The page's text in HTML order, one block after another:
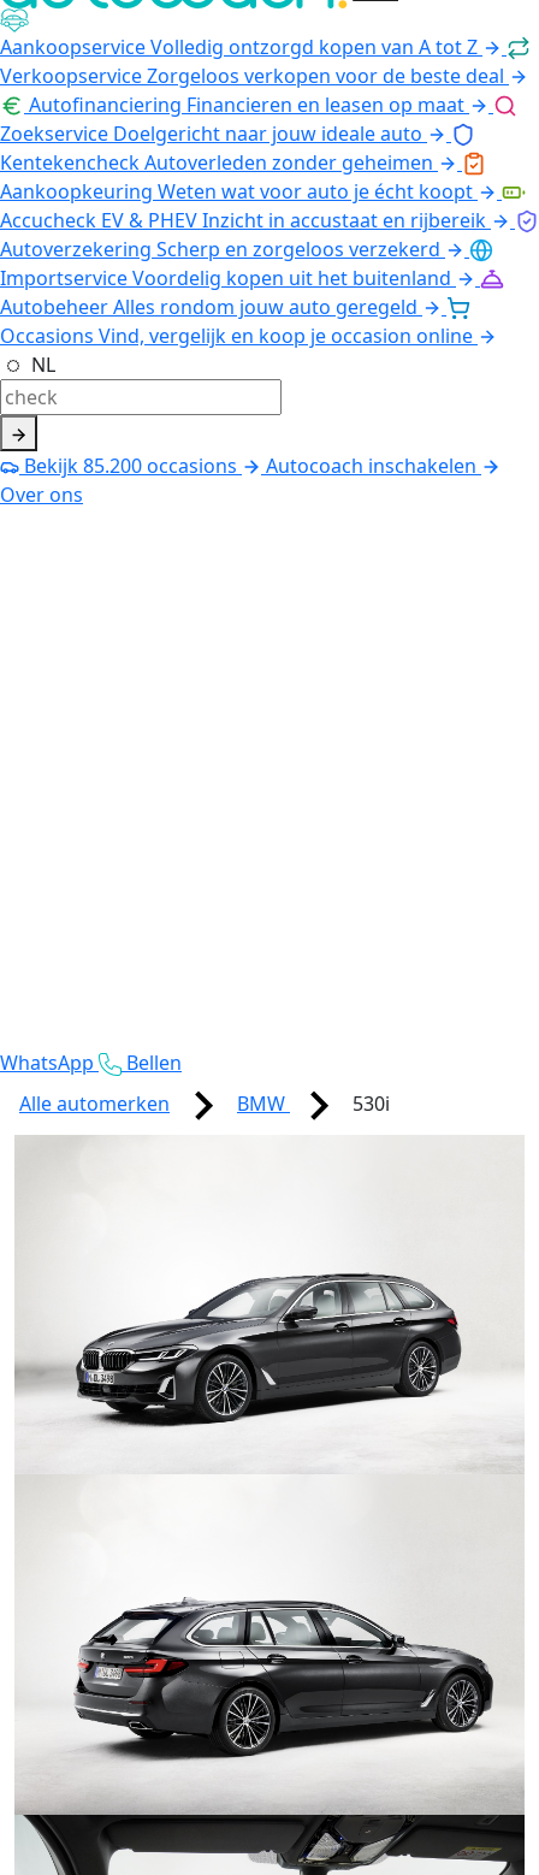
AankoopserviceVolledig ontzorgd kopen van A tot Z
VerkoopserviceZorgeloos verkopen voor de beste deal
Autofinanciering Financieren en leasen op maat
Zoekservice Doelgericht naar jouw ideale auto
KentekencheckAutoverleden zonder geheimen
Aankoopkeuring Weten wat voor auto je écht koopt
Accucheck EV & PHEVInzicht in accustaat en rijbereik
Autoverzekering Scherp en zorgeloos verzekerd
ImportserviceVoordelig kopen uit het buitenland
AutobeheerAlles rondom jouw auto geregeld
Occasions Vind, vergelijk en koop je occasion online
NL
Bekijk85.200occasions
Autocoach inschakelen
Over ons
WhatsApp
Bellen
Alle automerken
BMW 530i